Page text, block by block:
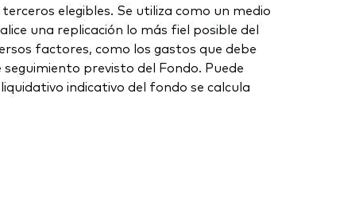
elegibles. Se utiliza como un medio
una replicación lo más fiel posible del
factores, como los gastos que debe
previsto del Fondo. Puede
indicativo del fondo se calcula